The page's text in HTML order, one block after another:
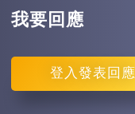
我要回應
登入 發表回應